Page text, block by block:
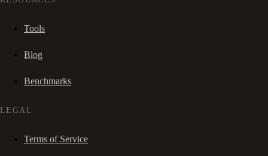
Tools
Blog
Benchmarks
LEGAL
Terms of Service